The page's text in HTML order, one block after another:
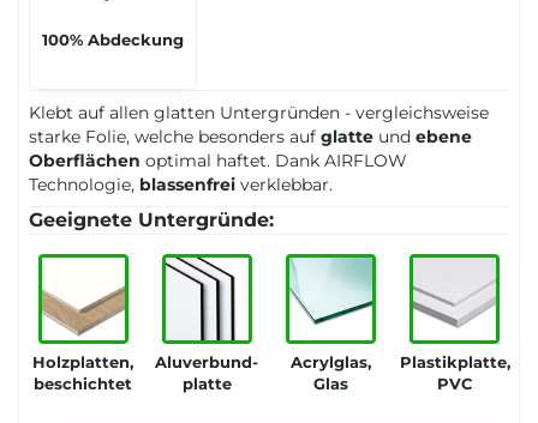
100% Abdeckung
Klebt auf allen glatten Untergründen - vergleichsweise
starke Folie, welche besonders auf glatte und ebene
Oberflächen optimal haftet. Dank AIRFLOW
Technologie, blassenfrei verklebbar.
Geeignete Untergründe:
Holzplatten,
beschichtet
Aluverbund-
platte
Acrylglas,
Glas
Plastikplatte,
PVC